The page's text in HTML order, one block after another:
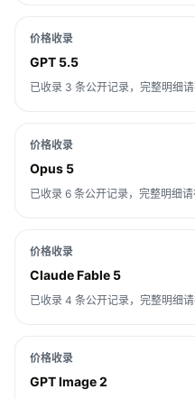
价格收录
GPT 5.5
已收录 3 条公开记录，完整明细请
价格收录
Opus 5
已收录 6 条公开记录，完整明细请
价格收录
Claude Fable 5
已收录 4 条公开记录，完整明细请
价格收录
GPT Image 2